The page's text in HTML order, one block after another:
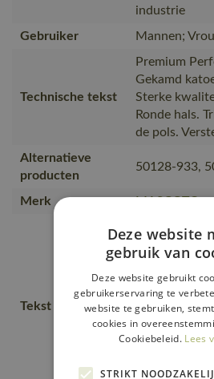
industrie
Gebruiker
Mannen;
Technische tekst
Premium
Gekamd
Sterke
Ronde hals.
de pols.
Alternatieve
producten
50128-933,
Merk MASCOT®
Tekst usp
Moderne,
met een
industrieel
comfortabel
de nek is
materiaal om
voorkomen.,
voor logo.,
Deze website
gebruik van
Deze website gebruikt
gebruikerservaring te
website te gebruiken,
cookies in
Cookiebeleid. Lees
STRIKT